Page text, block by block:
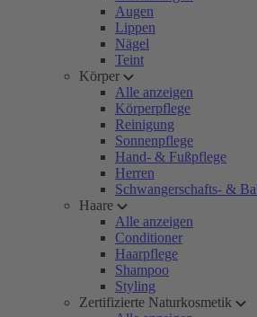
Augen
Lippen
Nägel
Teint
Körper
Alle anzeigen
Körperpflege
Reinigung
Sonnenpflege
Hand- & Fußpflege
Herren
Schwangerschafts- &
Haare
Alle anzeigen
Conditioner
Haarpflege
Shampoo
Styling
Zertifizierte Naturkosmetik